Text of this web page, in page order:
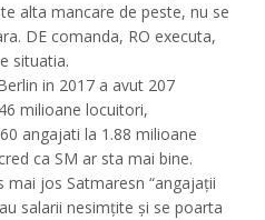
alta mancare de peste, nu se
DE comanda, RO executa,
situatia.
in 2017 a avut 207
milioane locuitori,
angajati la 1.88 milioane
ca SM ar sta mai bine.
mai jos Satmaresn “angajații
salarii nesimțite și se poarta